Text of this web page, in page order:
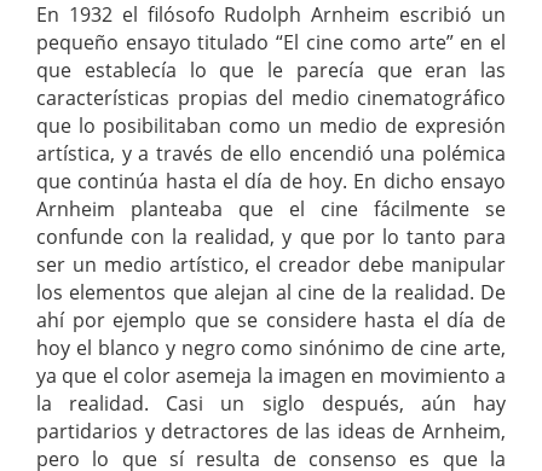
En 1932 el filósofo Rudolph Arnheim escribió un
pequeño ensayo titulado “El cine como arte” en el
que establecía lo que le parecía que eran las
características propias del medio cinematográfico
que lo posibilitaban como un medio de expresión
artística, y a través de ello encendió una polémica
que continúa hasta el día de hoy. En dicho ensayo
Arnheim planteaba que el cine fácilmente se
confunde con la realidad, y que por lo tanto para
ser un medio artístico, el creador debe manipular
los elementos que alejan al cine de la realidad. De
ahí por ejemplo que se considere hasta el día de
hoy el blanco y negro como sinónimo de cine arte,
ya que el color asemeja la imagen en movimiento a
la realidad. Casi un siglo después, aún hay
partidarios y detractores de las ideas de Arnheim,
pero lo que sí resulta de consenso es que la